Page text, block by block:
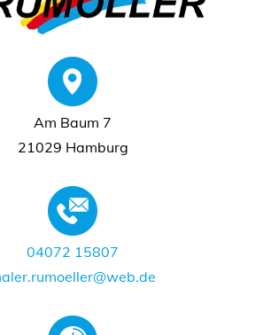
Am Baum 7
21029 Hamburg
04072 15807